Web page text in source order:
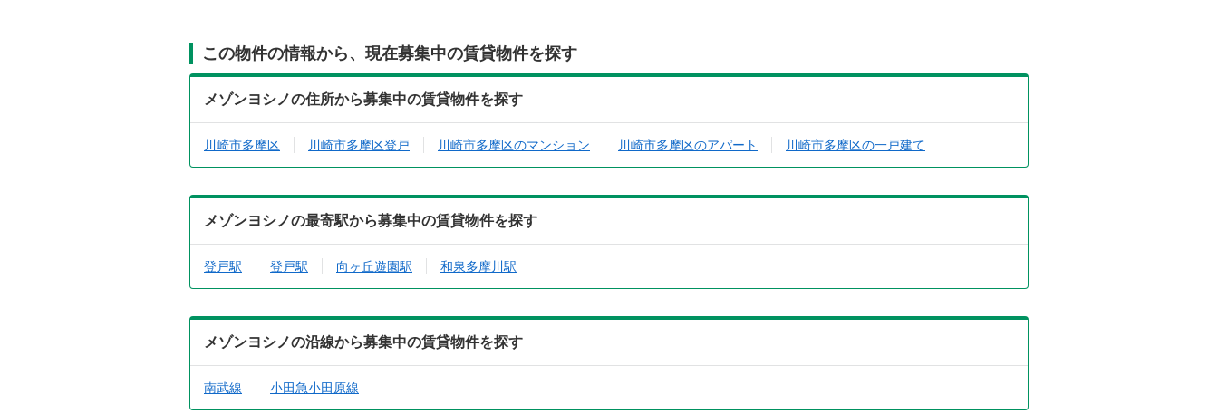
この物件の情報から、現在募集中の賃貸物件を探す
メゾンヨシノの住所から募集中の賃貸物件を探す
川崎市多摩区 川崎市多摩区登戸 川崎市多摩区のマンション 川崎市多摩区のアパート 川崎市多摩区の一戸建て
メゾンヨシノの最寄駅から募集中の賃貸物件を探す
登戸駅 登戸駅 向ヶ丘遊園駅 和泉多摩川駅
メゾンヨシノの沿線から募集中の賃貸物件を探す
南武線 小田急小田原線